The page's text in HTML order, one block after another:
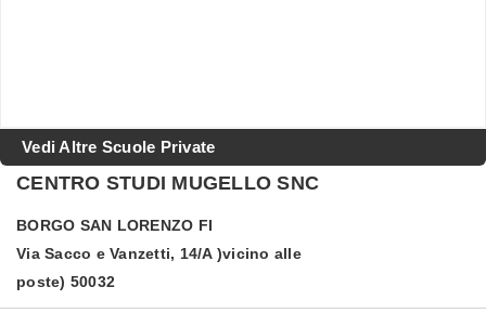
Vedi Altre Scuole Private
CENTRO STUDI MUGELLO SNC
BORGO SAN LORENZO FI
Via Sacco e Vanzetti, 14/A )vicino alle
poste) 50032